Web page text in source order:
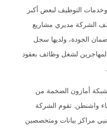
التوظيف لبعض أكبر
الشركة مديري مشاريع
الجودة، ولديها سجل
لشغل وظائف بعقود
شبكة أمازون الضخمة من
واشنطن. تقوم الشركة
مراكز بيانات ومتخصصين